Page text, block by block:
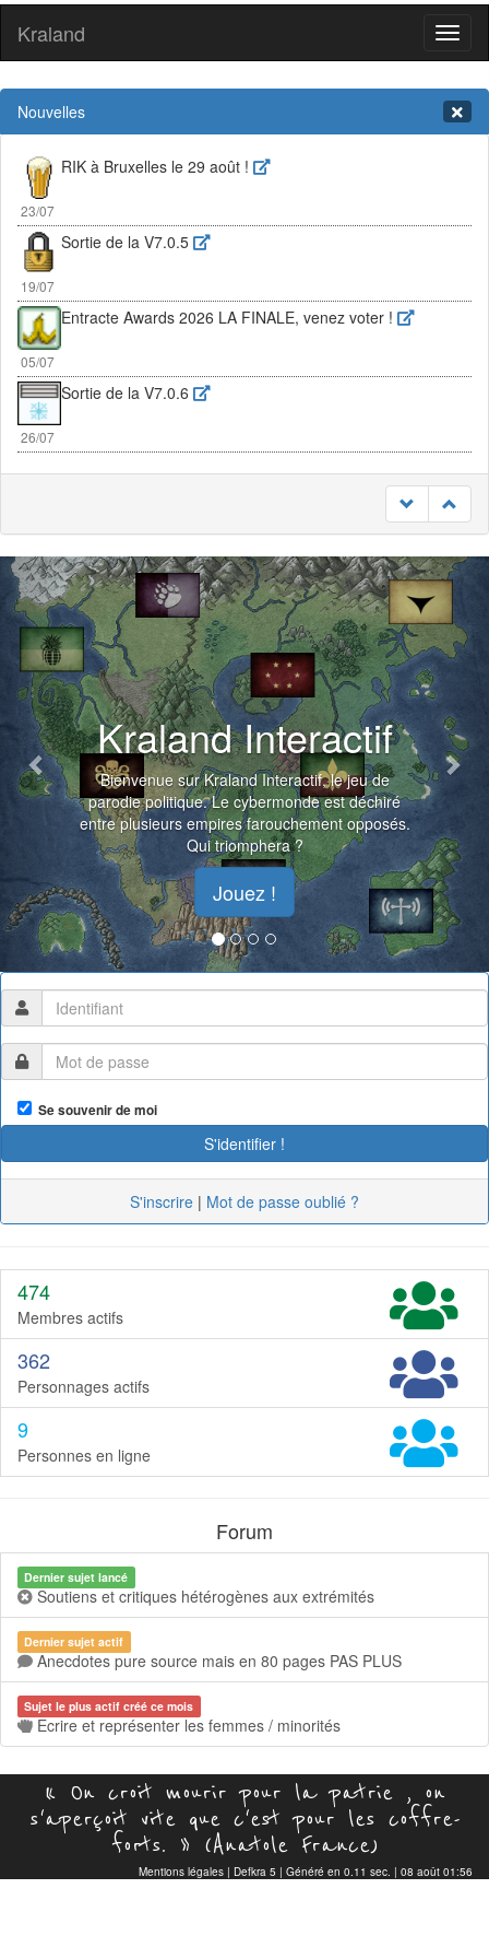
Kraland
Nouvelles
23/07
RIK à Bruxelles le 29 août !
19/07
Sortie de la V7.0.5
05/07
Entracte Awards 2026 LA FINALE, venez voter !
26/07
Sortie de la V7.0.6
Kraland Interactif
Bienvenue sur Kraland Interactif, le jeu de
parodie politique. Le cybermonde est déchiré
entre plusieurs empires farouchement opposés.
Qui triomphera ?
Jouez !
Previous
Se souvenir de moi
S'inscrire | Mot de passe oublié ?
474
Membres actifs
362
Personnages actifs
9
Personnes en ligne
Forum
Dernier sujet lancé
Soutiens et critiques hétérogènes aux extrémités
Dernier sujet actif
Anecdotes pure source mais en 80 pages PAS PLUS
Sujet le plus actif créé ce mois
Ecrire et représenter les femmes / minorités
« On croit mourir pour la patrie , on
s'aperçoit vite que c'est pour les coffre-
forts. » (Anatole France)
Mentions légales | Defkra 5 | Généré en 0.11 sec. | 08 août 01:56